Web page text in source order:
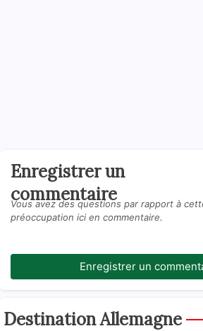
Enregistrer un
commentaire
Vous avez des questions par rapport à
préoccupation ici en commentaire.
Enregistrer un
Destination Allemagne